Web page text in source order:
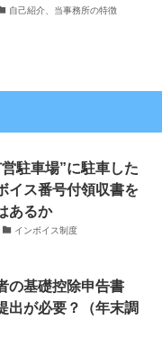
自己紹介、当事務所の特徴
駐車場”に駐車した
イス番号付領収書を
あるか
インボイス制度
の基礎控除申告書
出が必要？（年末調